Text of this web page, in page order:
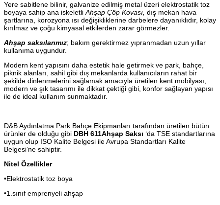
Yere sabitlene bilinir, galvanize edilmiş metal üzeri elektrostatik toz
boyaya sahip ana iskeletliAhşap Çöp Kovası, dış mekan hava
şartlarına, korozyona ısı değişikliklerine darbelere dayanıklıdır, kolay
kırılmaz ve çoğu kimyasal etkilerden zarar görmezler.
Ahşap saksılarımız; bakım gerektirmez yıpranmadan uzun yıllar
kullanıma uygundur.
Modern kent yapısını daha estetik hale getirmek ve park, bahçe,
piknik alanları, sahil gibi dış mekanlarda kullanıcıların rahat bir
şekilde dinlenmelerini sağlamak amacıyla üretilen kent mobilyası,
modern ve şık tasarımı ile dikkat çektiği gibi, konfor sağlayan yapısı
ile de ideal kullanım sunmaktadır.
D&B Aydınlatma Park Bahçe Ekipmanları tarafından üretilen bütün
ürünler de olduğu gibi DBH 611Ahşap Saksı ‘da TSE standartlarına
uygun olup ISO Kalite Belgesi ile Avrupa Standartları Kalite
Belgesi’ne sahiptir.
Nitel Özellikler
•Elektrostatik toz boya
•1.sınıf emprenyeli ahşap